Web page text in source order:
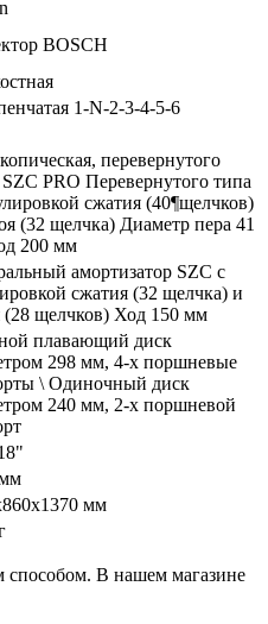
BOSCH
1-N-2-3-4-5-6
перевернутого
PRO Перевернутого типа
сжатия (40¶щелчков)
(32 щелчка) Диаметр пера 41
200 мм
амортизатор SZC с
сжатия (32 щелчка) и
(28 щелчков) Ход 150 мм
плавающий диск
298 мм, 4-х поршневые
\ Одиночный диск
240 мм, 2-х поршневой
мм
В нашем магазине